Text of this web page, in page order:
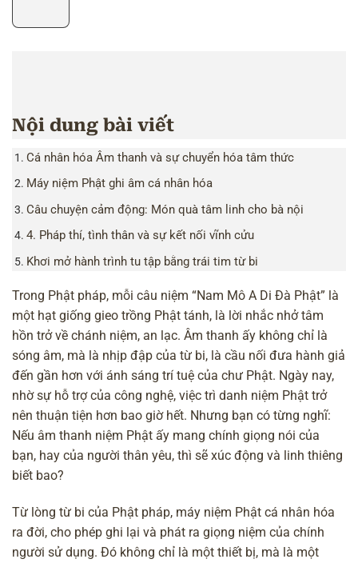
Nội dung bài viết
Cá nhân hóa Âm thanh và sự chuyển hóa tâm thức
Máy niệm Phật ghi âm cá nhân hóa
Câu chuyện cảm động: Món quà tâm linh cho bà nội
4. Pháp thí, tình thân và sự kết nối vĩnh cửu
Khơi mở hành trình tu tập bằng trái tim từ bi
Trong Phật pháp, mỗi câu niệm “Nam Mô A Di Đà Phật” là
một hạt giống gieo trồng Phật tánh, là lời nhắc nhở tâm
hồn trở về chánh niệm, an lạc. Âm thanh ấy không chỉ là
sóng âm, mà là nhịp đập của từ bi, là cầu nối đưa hành giả
đến gần hơn với ánh sáng trí tuệ của chư Phật. Ngày nay,
nhờ sự hỗ trợ của công nghệ, việc trì danh niệm Phật trở
nên thuận tiện hơn bao giờ hết. Nhưng bạn có từng nghĩ:
Nếu âm thanh niệm Phật ấy mang chính giọng nói của
bạn, hay của người thân yêu, thì sẽ xúc động và linh thiêng
biết bao?
Từ lòng từ bi của Phật pháp, máy niệm Phật cá nhân hóa
ra đời, cho phép ghi lại và phát ra giọng niệm của chính
người sử dụng. Đó không chỉ là một thiết bị, mà là một